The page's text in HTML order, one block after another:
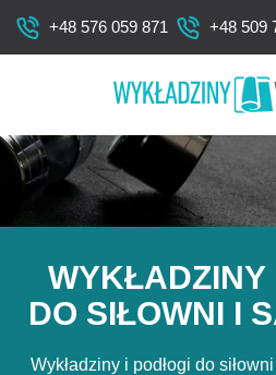
+48 576 059 871 +48 509
WYKŁADZINY
DO SIŁOWNI I
Wykładziny i podłogi do